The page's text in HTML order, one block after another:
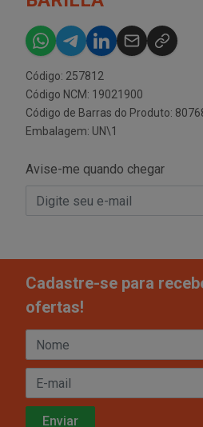
Código: 257812
Código NCM: 19021900
Código de Barras do Produto:
Embalagem: UN\1
Avise-me quando chegar
Cadastre-se para
ofertas!